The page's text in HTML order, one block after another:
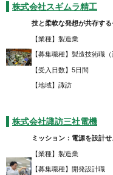
株式会社スギムラ精工
技と柔軟な発想が共存す
【業種】製造業
【募集職種】製造技術職
【受入日数】5日間
【地域】諏
株式会社諏訪三社電機
ミッション：電源を設計
【業種】製造業
【募集職種】開発設計職